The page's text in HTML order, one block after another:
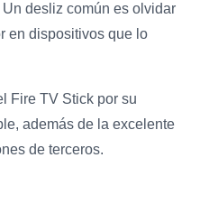
desliz común es olvidar
en dispositivos que lo
Fire TV Stick por su
además de la excelente
de terceros.